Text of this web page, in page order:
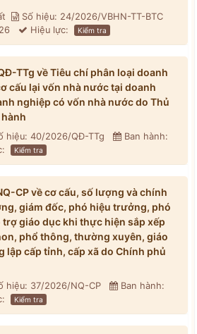
Số hiệu: 24/2026/VBHN-TT-BTC
Hiệu lực: Kiểm tra
TTg về Tiêu chí phân loại doanh
cấu lại vốn nhà nước tại doanh
nghiệp có vốn nhà nước do Thủ
hiệu: 40/2026/QĐ-TTg
Ban hành:
Kiểm tra
CP về cơ cấu, số lượng và chính
giám đốc, phó hiệu trưởng, phó
giáo dục khi thực hiện sắp xếp
phổ thông, thường xuyên, giáo
lập cấp tỉnh, cấp xã do Chính phủ
hiệu: 37/2026/NQ-CP
Ban hành:
Kiểm tra